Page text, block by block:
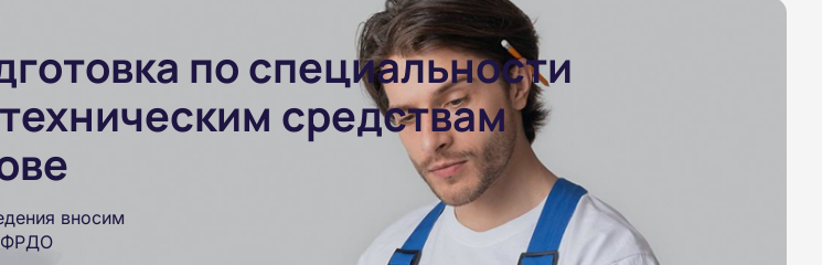
по специальности
средствам
вносим